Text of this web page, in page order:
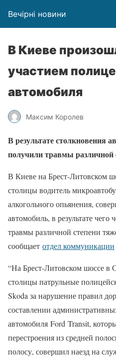
Вечірні новини
В Киеве
участием
автомобиля
Максим Королев
В результате столкновения
получили травмы различной
В Киеве на Брест-Литовском
столицы водитель
алкогольного опьянения,
автомобиль, в результате чего
травмы различной степени
сообщает отдел коммуникации
“На Брест-Литовском шоссе в
столицы патрульные
Skoda за нарушение правил
составлении
автомобиля Ford Transit,
перестроения из средней
полосу, совершил наезд на